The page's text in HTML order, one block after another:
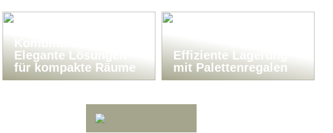
Kombinationen:
Elegante Lösungen
für kompakte Räume
Effiziente Lagerung
mit Palettenregalen